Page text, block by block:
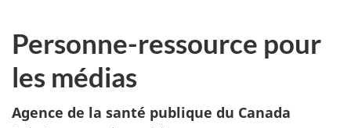
Personne-ressource pour
les médias
Agence de la santé publique du Canada